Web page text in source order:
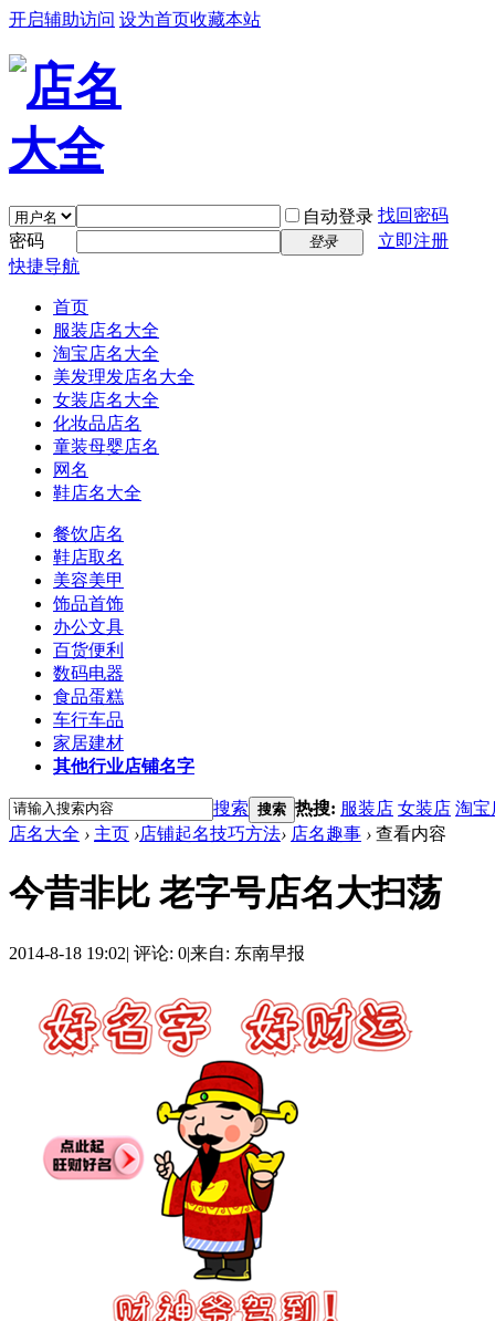
开启辅助访问 设为首页收藏本站
自动登录 找回密码
密码
登录
立即注册
快捷导航
首页
服装店名大全
淘宝店名大全
美发理发店名大全
女装店名大全
化妆品店名
童装母婴店名
网名
鞋店名大全
餐饮店名
鞋店取名
美容美甲
饰品首饰
办公文具
百货便利
数码电器
食品蛋糕
车行车品
家居建材
其他行业店铺名字
搜索 搜索 热搜: 服装店 女装店 淘宝
店名大全 › 主页 ›店铺起名技巧方法› 店名趣事 › 查看内容
今昔非比 老字号店名大扫荡
2014-8-18 19:02| 评论: 0|来自: 东南早报